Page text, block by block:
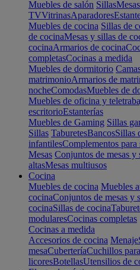
Muebles de salón Sillas
TVVitrinasAparadores
Muebles de cocina Sillas de
de cocinaMesas y sillas de
cocinaArmarios de cocina
completasCocinas a medida
Muebles de dormitorio
matrimonioArmarios de
nocheComodasMuebles de
Muebles de oficina y
escritorioEstanterías
Muebles de Gaming Sillas
Sillas TaburetesBancosSillas
infantilesComplementos para
Mesas Conjuntos de mesas y
altasMesas multiusos
Cocina
Muebles de cocina Muebles
cocinaConjuntos de mesas y
cocinaSillas de cocina
modularesCocinas completas
Cocinas a medida
Accesorios de cocina Menaje
mesaCuberteríaCuchillos
licoresBotellasUtensilios de